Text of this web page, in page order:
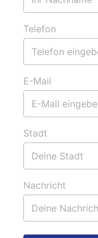
Telefon
E-Mail
Stadt
Nachricht